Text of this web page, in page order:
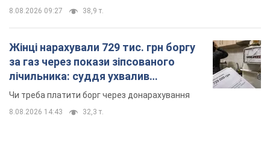
8.08.2026 09:27 38,9 т.
Жінці нарахували 729 тис. грн боргу
за газ через покази зіпсованого
лічильника: суддя ухвалив
неочікуване рішення
Чи треба платити борг через донарахування
8.08.2026 14:43 32,3 т.